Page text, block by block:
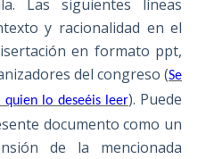
Las siguientes líneas
y racionalidad en el
en formato ppt,
del congreso (Se
lo deseéis leer). Puede
documento como un
de la mencionada